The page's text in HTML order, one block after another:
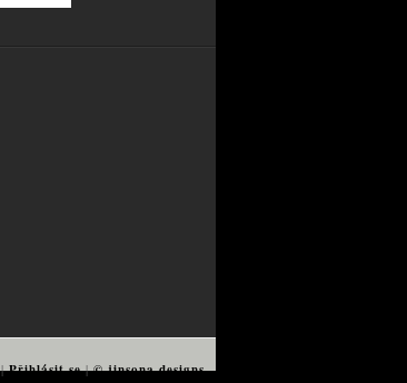
|Přihlásit se |© jinsona designs